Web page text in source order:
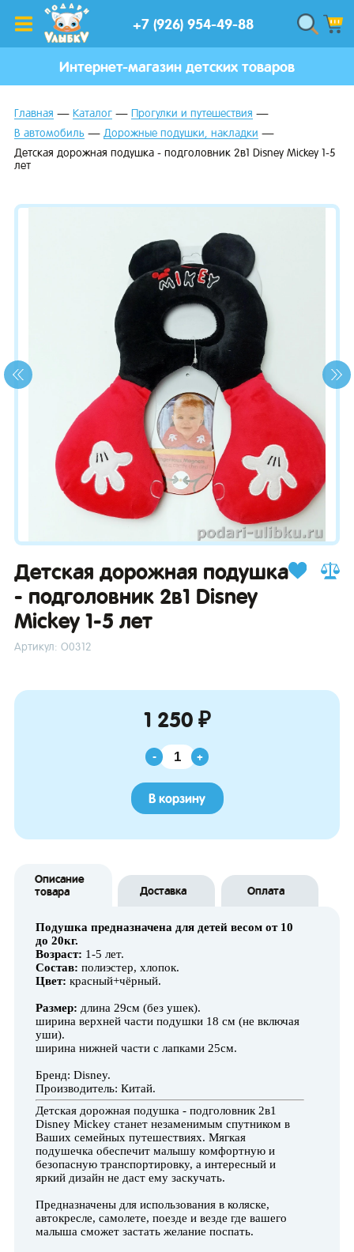
+7 (926) 954-49-88
Интернет-магазин детских товаров
Главная Каталог
Прогулки и путешествия
В автомобиль
Дорожные подушки, накладки
Детская дорожная подушка - подголовник 2в1 Disney Mickey 1-5
лет
Детская дорожная подушка
- подголовник 2в1 Disney
Mickey 1-5 лет
Артикул: О0312
1 250 ₽
- +
В корзину
Описание
товара
Доставка Оплата
Подушка предназначена для детей весом от 10
до 20кг.
Возраст: 1-5 лет.
Состав: полиэстер, хлопок.
Цвет: красный+чёрный.
Размер: длина 29см (без ушек).
ширина верхней части подушки 18 см (не включая
уши).
ширина нижней части с лапками 25см.
Бренд: Disney.
Производитель: Китай.
Детская дорожная подушка - подголовник 2в1
Disney Mickey станет незаменимым спутником в
Ваших семейных путешествиях. Мягкая
подушечка обеспечит малышу комфортную и
безопасную транспортировку, а интересный и
яркий дизайн не даст ему заскучать.
Предназначены для использования в коляске,
автокресле, самолете, поезде и везде где вашего
малыша сможет застать желание поспать.